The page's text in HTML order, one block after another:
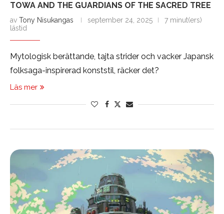
TOWA AND THE GUARDIANS OF THE SACRED TREE
av Tony Nisukangas september 24, 2025
7 minut(ers)
lästid
Mytologisk berättande, tajta strider och vacker Japansk
folksaga-inspirerad konststil, räcker det?
Läs mer